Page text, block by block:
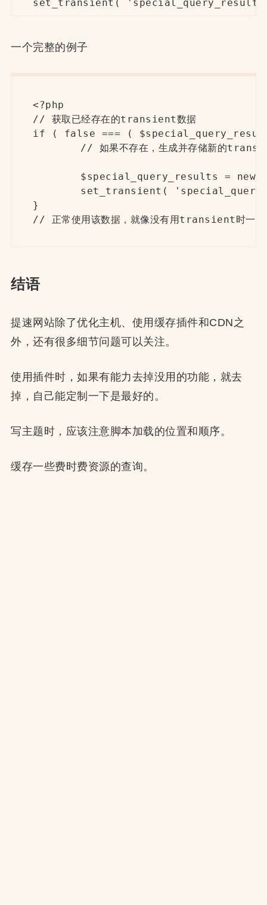
set_transient(
一个完整的例子
<?php
// 获取已经存在的transient数据
if ( false === (
}
// 正常使用该数据，就像没有用transient时一样
结语
提速网站除了优化主机、使用缓存插件和CDN之
外，还有很多细节问题可以关注。
使用插件时，如果有能力去掉没用的功能，就去
掉，自己能定制一下是最好的。
写主题时，应该注意脚本加载的位置和顺序。
缓存一些费时费资源的查询。